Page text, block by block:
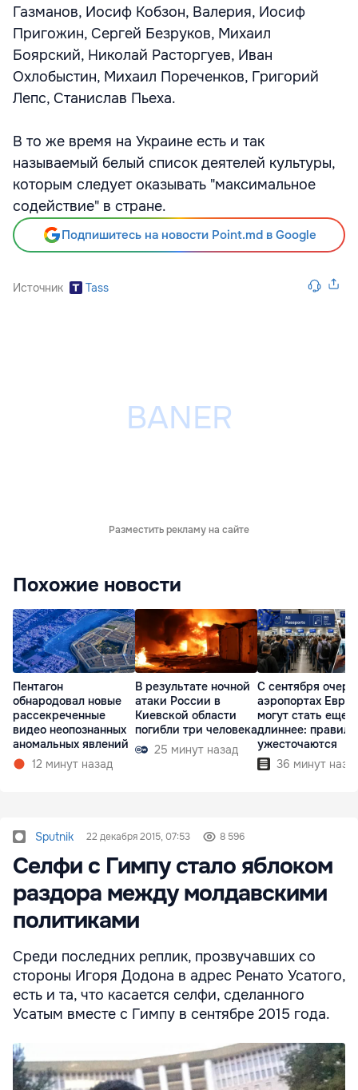
Газманов, Иосиф Кобзон, Валерия, Иосиф
Пригожин, Сергей Безруков, Михаил
Боярский, Николай Расторгуев, Иван
Охлобыстин, Михаил Пореченков, Григорий
Лепс, Станислав Пьеха.
В то же время на Украине есть и так
называемый белый список деятелей культуры,
которым следует оказывать "максимальное
содействие" в стране.
Подпишитесь на новости Point.md в Google
Источник Tass
Разместить рекламу на сайте
Похожие новости
Пентагон
обнародовал новые
рассекреченные
видео неопознанных
аномальных явлений
12 минут назад
В результате ночной
атаки России в
Киевской области
погибли три человека
25 минут назад
С сентября
аэропортах
могут стать еще
длиннее: правила
ужесточаются
36 минут
Sputnik 22 декабря 2015, 07:53 8 596
Селфи с Гимпу стало яблоком
раздора между молдавскими
политиками
Среди последних реплик, прозвучавших со
стороны Игоря Додона в адрес Ренато Усатого,
есть и та, что касается селфи, сделанного
Усатым вместе с Гимпу в сентябре 2015 года.